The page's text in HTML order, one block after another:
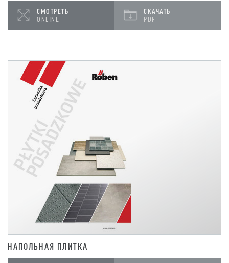
СМОТРЕТЬ
ONLINE
СКАЧАТЬ
PDF
НАПОЛЬНАЯ ПЛИТКА